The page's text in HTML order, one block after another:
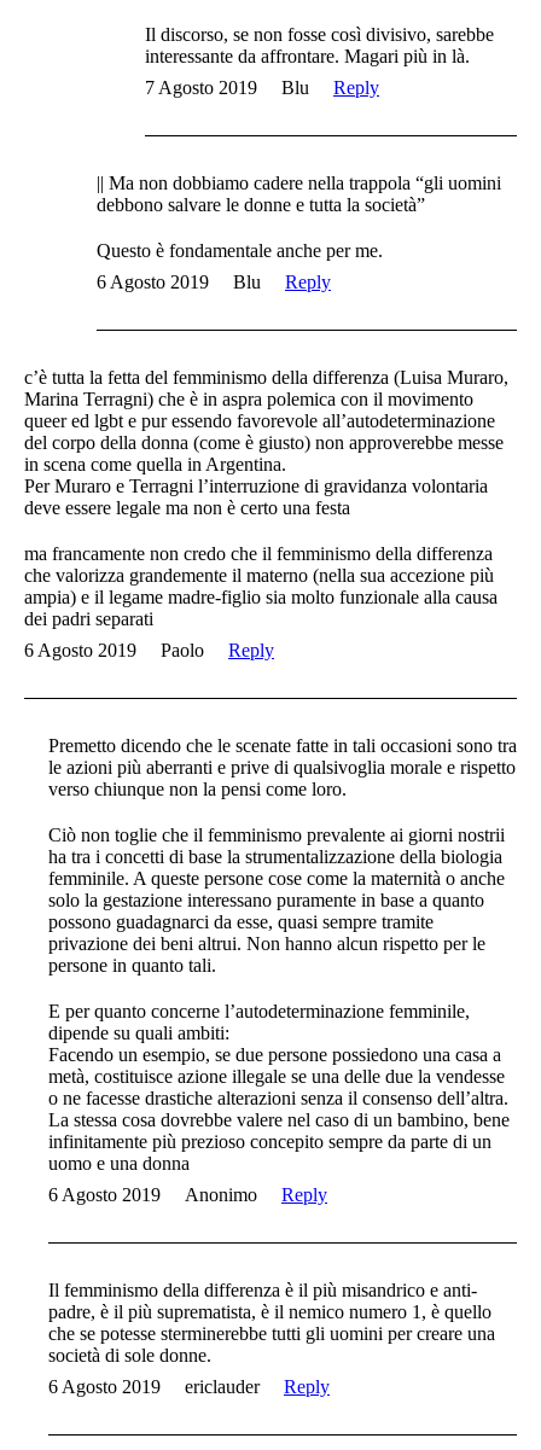
Il discorso, se non fosse così divisivo, sarebbe
interessante da affrontare. Magari più in là.
7 Agosto 2019
Blu Reply
|| Ma non dobbiamo cadere nella trappola “gli uomini
debbono salvare le donne e tutta la società”
Questo è fondamentale anche per me.
6 Agosto 2019
Blu Reply
c’è tutta la fetta del femminismo della differenza (Luisa Muraro,
Marina Terragni) che è in aspra polemica con il movimento
queer ed lgbt e pur essendo favorevole all’autodeterminazione
del corpo della donna (come è giusto) non approverebbe messe
in scena come quella in Argentina.
Per Muraro e Terragni l’interruzione di gravidanza volontaria
deve essere legale ma non è certo una festa
ma francamente non credo che il femminismo della differenza
che valorizza grandemente il materno (nella sua accezione più
ampia) e il legame madre-figlio sia molto funzionale alla causa
dei padri separati
6 Agosto 2019
Paolo Reply
Premetto dicendo che le scenate fatte in tali occasioni sono tra
le azioni più aberranti e prive di qualsivoglia morale e rispetto
verso chiunque non la pensi come loro.
Ciò non toglie che il femminismo prevalente ai giorni nostrii
ha tra i concetti di base la strumentalizzazione della biologia
femminile. A queste persone cose come la maternità o anche
solo la gestazione interessano puramente in base a quanto
possono guadagnarci da esse, quasi sempre tramite
privazione dei beni altrui. Non hanno alcun rispetto per le
persone in quanto tali.
E per quanto concerne l’autodeterminazione femminile,
dipende su quali ambiti:
Facendo un esempio, se due persone possiedono una casa a
metà, costituisce azione illegale se una delle due la vendesse
o ne facesse drastiche alterazioni senza il consenso dell’altra.
La stessa cosa dovrebbe valere nel caso di un bambino, bene
infinitamente più prezioso concepito sempre da parte di un
uomo e una donna
6 Agosto 2019
Anonimo Reply
Il femminismo della differenza è il più misandrico e anti-
padre, è il più suprematista, è il nemico numero 1, è quello
che se potesse sterminerebbe tutti gli uomini per creare una
società di sole donne.
6 Agosto 2019
ericlauder Reply